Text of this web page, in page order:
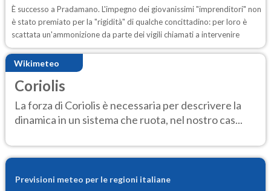
È successo a Pradamano. L'impegno dei giovanissimi "imprenditori" non
è stato premiato per la "rigidità" di qualche concittadino: per loro è
scattata un'ammonizione da parte dei vigili chiamati a intervenire
Wikimeteo
Coriolis
La forza di Coriolis è necessaria per descrivere la
dinamica in un sistema che ruota, nel nostro cas...
Previsioni meteo per le regioni italiane